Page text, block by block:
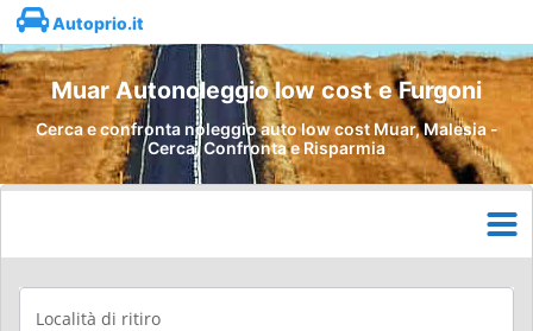
Autoprio.it
Muar Autonoleggio low cost e Furgoni
Cerca e confronta noleggio auto low cost Muar, Malesia -
Cerca, Confronta e Risparmia
Località di ritiro